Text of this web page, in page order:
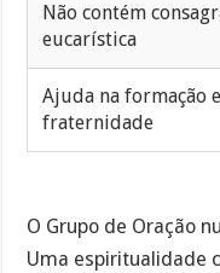
Não contém
eucarística
Ajuda na formação e
fraternidade
O Grupo de Oração
Uma espiritualidade